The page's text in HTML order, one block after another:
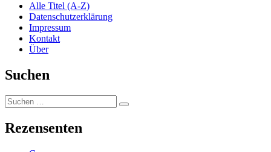
Alle Titel (A-Z)
Datenschutzerklärung
Impressum
Kontakt
Über
Suchen
Suchen
nach:
Suchen
Rezensenten